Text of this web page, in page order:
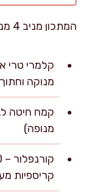
המתכון מניב 4 מנות נדיבות, כ-150 גרם סופי לכל סועד.
מנוקה וחתוך
מנופה)
קריספיות